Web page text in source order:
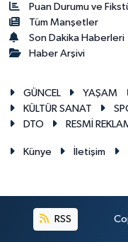
Puan Durumu ve
Tüm Manşetler
Son Dakika Haberleri
Haber Arşivi
GÜNCEL YAŞAM
KÜLTÜR SANAT
DTO
RESMİ
Künye İletişim
RSS